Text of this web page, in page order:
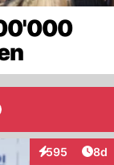
595
Interaktionen
8d